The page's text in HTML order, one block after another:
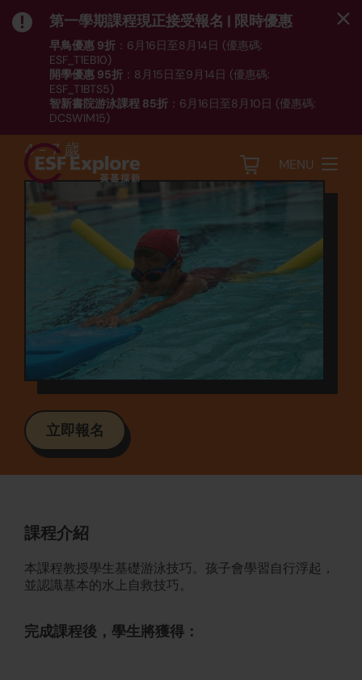
第一學期課程現正接受報名 | 限時優惠
早鳥優惠 9折 ：6月16日至8月14日 (優惠碼:
ESF_T1EB10)
開學優惠 95折 ：8月15日至9月14日 (優惠碼:
ESF_T1BTS5)
智新書院游泳課程 85折 ：6月16日至8月10日 (優惠碼:
DCSWIM15)
MENU
運動
游泳 - SW1A
4 - 7 歲
立即報名
課程介紹
本課程教授學生基礎游泳技巧。孩子會學習自行浮起，
並認識基本的水上自救技巧。
完成課程後，學生將獲得：